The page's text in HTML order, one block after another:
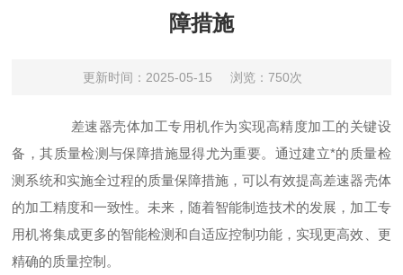
障措施
更新时间：2025-05-15 浏览：750次
差速器壳体加工专用机作为实现高精度加工的关键设
备，其质量检测与保障措施显得尤为重要。通过建立*的质量检
测系统和实施全过程的质量保障措施，可以有效提高差速器壳体
的加工精度和一致性。未来，随着智能制造技术的发展，加工专
用机将集成更多的智能检测和自适应控制功能，实现更高效、更
精确的质量控制。